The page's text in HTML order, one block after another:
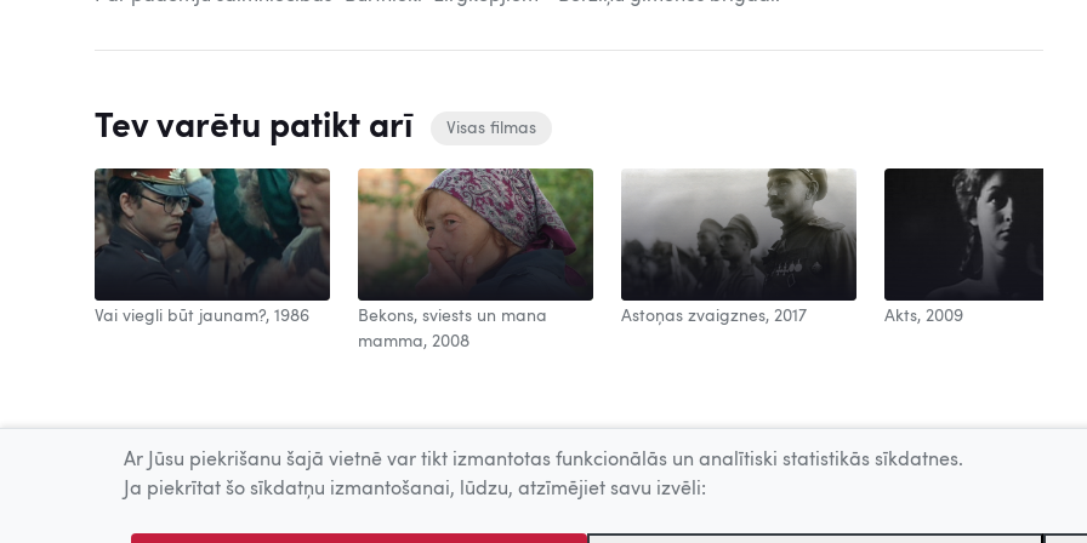
Tev varētu patikt arī Visas filmas
Vai viegli būt jaunam?, 1986
Bekons, sviests un mana
mamma, 2008
Astoņas zvaigznes, 2017 Akts, 2009
Ar Jūsu piekrišanu šajā vietnē var tikt izmantotas funkcionālās un analītiski statistikās sīkdatnes.
Ja piekrītat šo sīkdatņu izmantošanai, lūdzu, atzīmējiet savu izvēli: